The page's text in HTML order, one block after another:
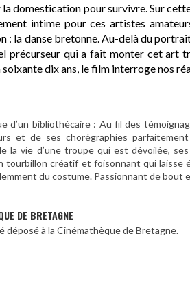
la domestication pour survivre. Sur
intime pour ces artistes
: la danse bretonne. Au-delà du
précurseur qui a fait monter cet art
soixante dix ans, le film interroge nos
d’un bibliothécaire : Au fil des
et de ses chorégraphies
la vie d’une troupe qui est dévoilée,
tourbillon créatif et foisonnant qui laisse
du costume. Passionnant de bout
DE BRETAGNE
déposé à la Cinémathèque de Bretagne.